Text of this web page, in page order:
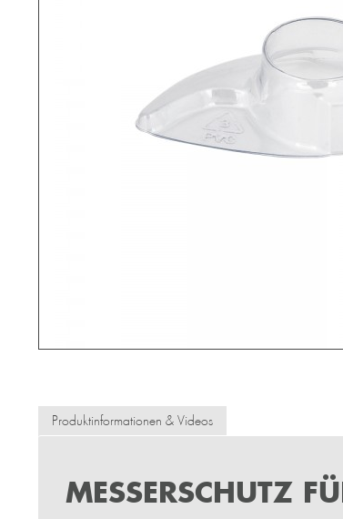
Produktinformationen & Videos
MESSERSCHUTZ